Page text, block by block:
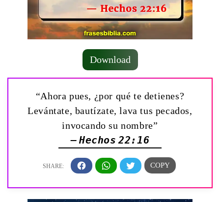
Download
“Ahora pues, ¿por qué te detienes?
Levántate, bautízate, lava tus pecados,
invocando su nombre”
— Hechos 22:16